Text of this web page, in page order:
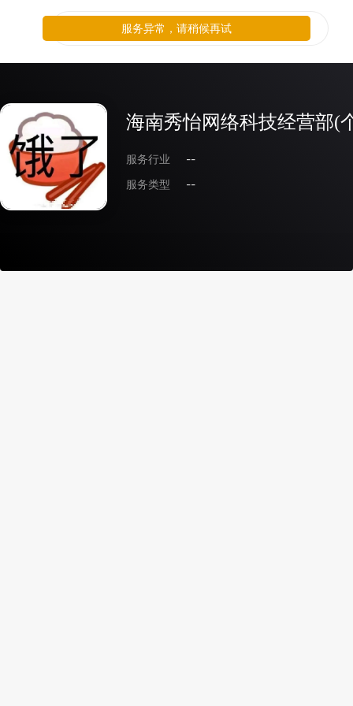
海南秀怡网络科技经营部(
服务行业
--
服务类型
--
服务异常，请稍候再试